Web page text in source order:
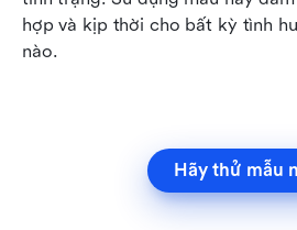
hợp và kịp thời cho bất kỳ tình
nào.
Hãy thử mẫu